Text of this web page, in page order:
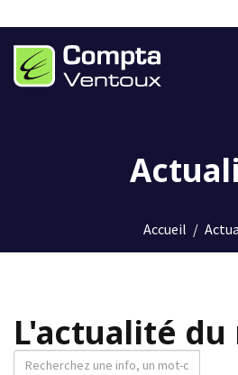
Accueil /
L'actualité du